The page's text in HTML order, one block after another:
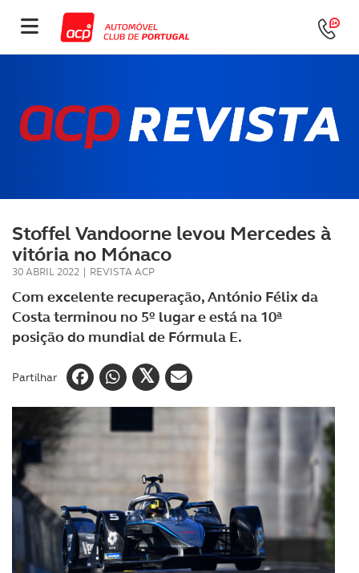
Stoffel Vandoorne levou Mercedes à
vitória no Mónaco
30 ABRIL 2022 | REVISTA ACP
Com excelente recuperação, António Félix da
Costa terminou no 5º lugar e está na 10ª
posição do mundial de Fórmula E.
Partilhar